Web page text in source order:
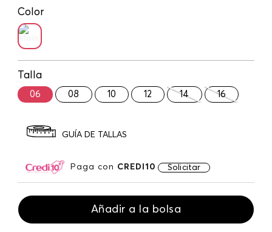
Color
Talla
06 08 10 12 14 16
GUÍA DE TALLAS
Paga con CREDI10 Solicitar
Añadir a la bolsa